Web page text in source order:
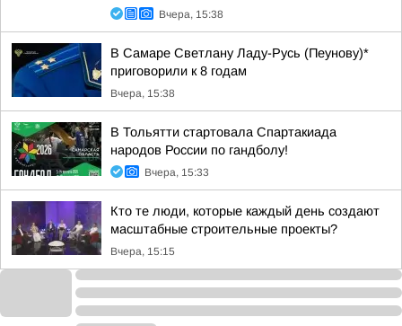
Вчера, 15:38
В Самаре Светлану Ладу-Русь (Пеунову)*
приговорили к 8 годам
Вчера, 15:38
В Тольятти стартовала Спартакиада
народов России по гандболу!
Вчера, 15:33
Кто те люди, которые каждый день создают
масштабные строительные проекты?
Вчера, 15:15